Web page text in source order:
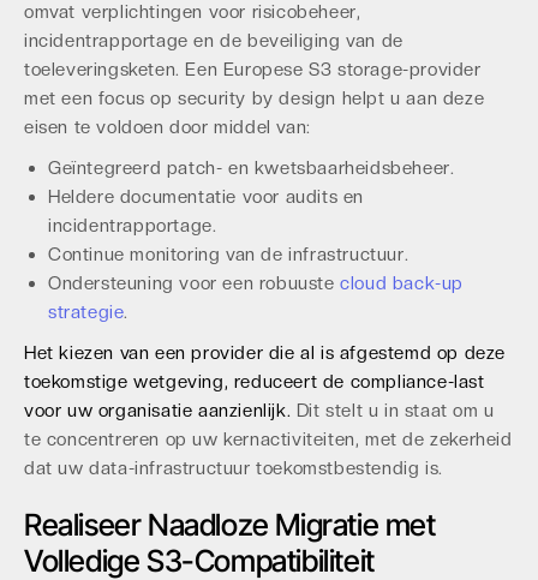
omvat verplichtingen voor risicobeheer,
incidentrapportage en de beveiliging van de
toeleveringsketen. Een Europese S3 storage-provider
met een focus op security by design helpt u aan deze
eisen te voldoen door middel van:
Geïntegreerd patch- en kwetsbaarheidsbeheer.
Heldere documentatie voor audits en
incidentrapportage.
Continue monitoring van de infrastructuur.
Ondersteuning voor een robuustecloud back-up
strategie.
Het kiezen van een provider die al is afgestemd op deze
toekomstige wetgeving, reduceert de compliance-last
voor uw organisatie aanzienlijk. Dit stelt u in staat om u
te concentreren op uw kernactiviteiten, met de zekerheid
dat uw data-infrastructuur toekomstbestendig is.
Realiseer Naadloze Migratie met
Volledige S3-Compatibiliteit